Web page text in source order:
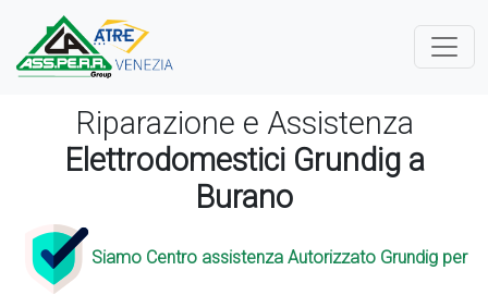
Riparazione e Assistenza
Elettrodomestici Grundig a
Burano
Siamo Centro assistenza Autorizzato Grundig per